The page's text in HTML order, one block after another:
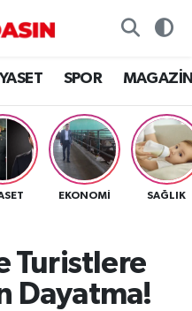
SPOR
EKONOMİ SAĞLIK
Turistlere
Dayatma!
ve Fikstür